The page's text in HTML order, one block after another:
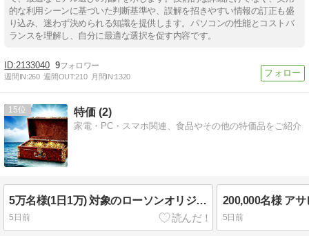
的な利用シーンに基づいた判断基準や、誤解を招きやすい情報の訂正も盛
り込み、迷わず決められる知識を提供します。パソコンの性能とコストバ
ランスを理解し、自分に最適な選択を促す内容です。
2133040 9
週間IN:260 週間OUT:210 月間IN:1320
15 特価 (2)
家電・PC・スマホ関連、食品やその他の特価品をご紹介
5万名様(1日1万) 対象のローソンオリジナルポテトチップス
5日前 5日前